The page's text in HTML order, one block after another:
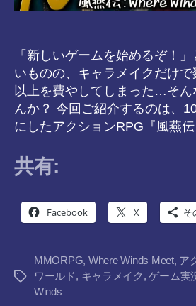
「新しいゲームを始めるぞ！
いものの、キャラメイクだけ
以上を費やしてしまった…そん
んか？ 今回ご紹介するのは、
にしたアクションRPG『風燕
共有:
Facebook X そ
タ
MMORPG, Where Winds Meet, ア
ワールド, キャラメイク ,ゲーム実
Winds